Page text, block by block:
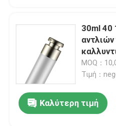
30ml 40
τη
MOQ：
Τιμή：
Καλύτερη τιμή